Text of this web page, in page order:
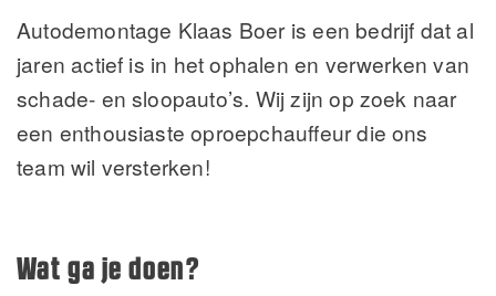
Autodemontage Klaas Boer is een bedrijf dat al
jaren actief is in het ophalen en verwerken van
schade- en sloopauto’s. Wij zijn op zoek naar
een enthousiaste oproepchauffeur die ons
team wil versterken!
Wat ga je doen?